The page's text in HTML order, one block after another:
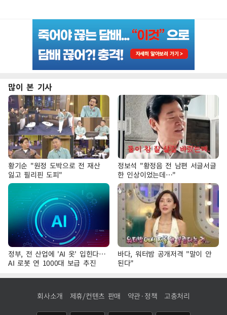
많이 본 기사
황기순 "원정 도박으로 전 재산
잃고 필리핀 도피"
정보석 "황정음 전 남편 서글서글
한 인상이었는데…"
정부, 전 산업에 'AI 옷' 입힌다…
AI 로봇 연 1000대 보급 추진
바다, 워터밤 공개저격 "말이 안
된다"
회사소개 제휴/컨텐츠 판매 약관·정책 고충처리